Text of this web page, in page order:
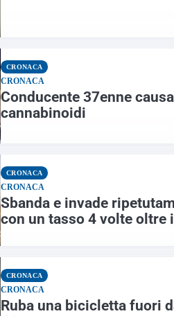
CRONACA
CRONACA
Conducente 37enne
cannabinoidi
CRONACA
CRONACA
Sbanda e invade
con un tasso 4 volte oltre
CRONACA
CRONACA
Ruba una bicicletta fuori